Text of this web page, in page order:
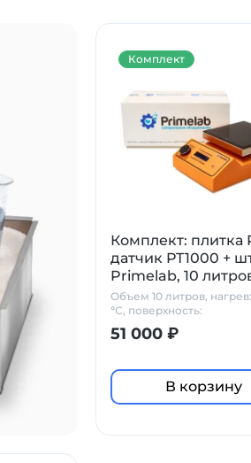
Комплект: плитка
датчик PT1000 +
Primelab, 10
Объем 10 литров,
°С, поверхность:
стеклокерамика
51 000 ₽
В корзину
Комплект